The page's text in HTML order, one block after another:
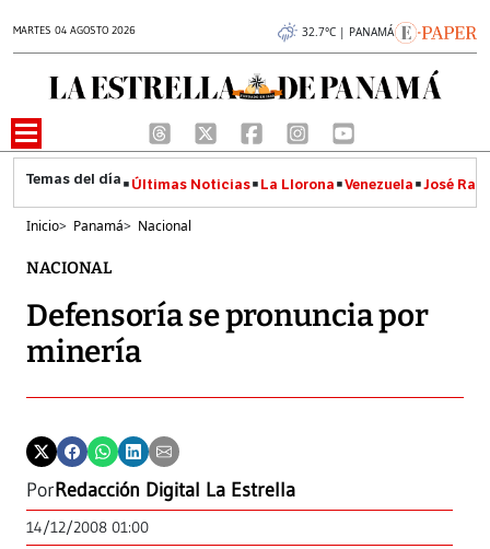
MARTES 04 AGOSTO 2026 32.7°C | PANAMÁ
Últimas Noticias La Llorona Venezuela José
Inicio> Panamá> Nacional
NACIONAL
Defensoría se pronuncia por
minería
PorRedacción Digital La Estrella
14/12/2008 01:00